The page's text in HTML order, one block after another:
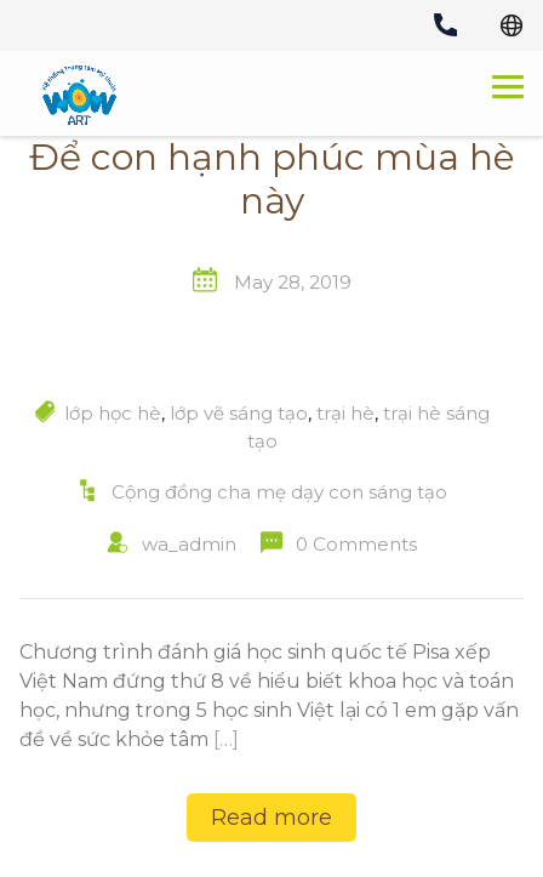
content
Để con hạnh phúc mùa hè
này
May 28, 2019
lớp học hè, lớp vẽ sáng tạo, trại hè, trại hè sáng
tạo
Cộng đồng cha mẹ dạy con sáng tạo
wa_admin 0 Comments
Chương trình đánh giá học sinh quốc tế Pisa xếp
Việt Nam đứng thứ 8 về hiểu biết khoa học và toán
học, nhưng trong 5 học sinh Việt lại có 1 em gặp vấn
đề về sức khỏe tâm […]
Read more